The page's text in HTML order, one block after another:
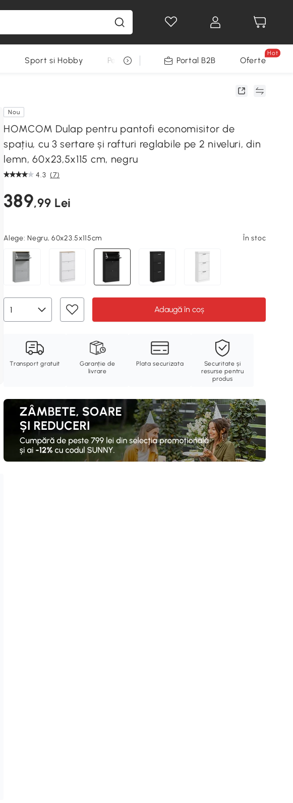
Sport si Hobby Pentru animale Decoratiuni Sarbatori
Portal B2B Oferte
Hot
Nou
HOMCOM Dulap pentru pantofi economisitor de
spațiu, cu 3 sertare și rafturi reglabile pe 2 niveluri, din
lemn, 60x23,5x115 cm, negru
4.3 (7)
389,99 Lei
Alege:Negru, 60x23.5x115cm În stoc
Adaugă în coș
Transport gratuit
Garanție de
livrare
Plata securizata
Securitate și
resurse pentru
produs